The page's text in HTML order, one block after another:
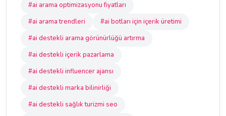
#ai arama optimizasyonu fiyatları
#ai arama trendleri
#ai botları için içerik üretimi
#ai destekli arama görünürlüğü artırma
#ai destekli içerik pazarlama
#ai destekli influencer ajansı
#ai destekli marka bilinirliği
#ai destekli sağlık turizmi seo